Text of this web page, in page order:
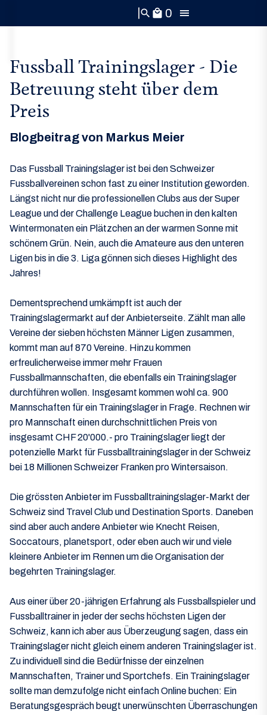
search local_mall 0
Fussball Trainingslager - Die
Betreuung steht über dem
Preis
Blogbeitrag von Markus Meier
Das Fussball Trainingslager ist bei den Schweizer
Fussballvereinen schon fast zu einer Institution geworden.
Längst nicht nur die professionellen Clubs aus der Super
League und der Challenge League buchen in den kalten
Wintermonaten ein Plätzchen an der warmen Sonne mit
schönem Grün. Nein, auch die Amateure aus den unteren
Ligen bis in die 3. Liga gönnen sich dieses Highlight des
Jahres!
Dementsprechend umkämpft ist auch der
Trainingslagermarkt auf der Anbieterseite. Zählt man alle
Vereine der sieben höchsten Männer Ligen zusammen,
kommt man auf 870 Vereine. Hinzu kommen
erfreulicherweise immer mehr Frauen
Fussballmannschaften, die ebenfalls ein Trainingslager
durchführen wollen. Insgesamt kommen wohl ca. 900
Mannschaften für ein Trainingslager in Frage. Rechnen wir
pro Mannschaft einen durchschnittlichen Preis von
insgesamt CHF 20'000.- pro Trainingslager liegt der
potenzielle Markt für Fussballtrainingslager in der Schweiz
bei 18 Millionen Schweizer Franken pro Wintersaison.
Die grössten Anbieter im Fussballtrainingslager-Markt der
Schweiz sind Travel Club und Destination Sports. Daneben
sind aber auch andere Anbieter wie Knecht Reisen,
Soccatours, planetsport, oder eben auch wir und viele
kleinere Anbieter im Rennen um die Organisation der
begehrten Trainingslager.
Aus einer über 20-jährigen Erfahrung als Fussballspieler und
Fussballtrainer in jeder der sechs höchsten Ligen der
Schweiz, kann ich aber aus Überzeugung sagen, dass ein
Trainingslager nicht gleich einem anderen Trainingslager ist.
Zu individuell sind die Bedürfnisse der einzelnen
Mannschaften, Trainer und Sportchefs. Ein Trainingslager
sollte man demzufolge nicht einfach Online buchen: Ein
Beratungsgespräch beugt unerwünschten Überraschungen